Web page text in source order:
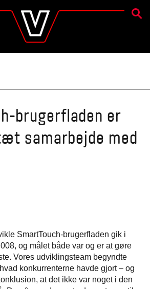
SØG
brugerfladen er
samarbejde med
SmartTouch-brugerfladen gik i
og målet både var og er at gøre
Vores udviklingsteam begyndte
konkurrenterne havde gjort – og
at det ikke var noget i den